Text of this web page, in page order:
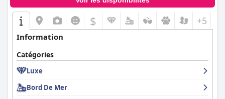
$ +5
Information
Catégories
Luxe
Bord De Mer